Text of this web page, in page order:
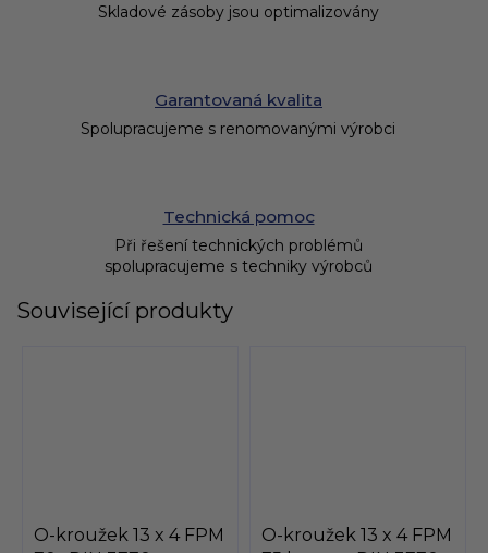
Skladové zásoby jsou optimalizovány
Garantovaná kvalita
Spolupracujeme s renomovanými výrobci
Technická pomoc
Při řešení technických problémů
spolupracujeme s techniky výrobců
Související produkty
O-kroužek 13 x 4 FPM
O-kroužek 13 x 4 FPM